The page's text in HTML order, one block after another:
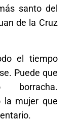
santo del
de la Cruz
el tiempo
Puede que
borracha.
la mujer que